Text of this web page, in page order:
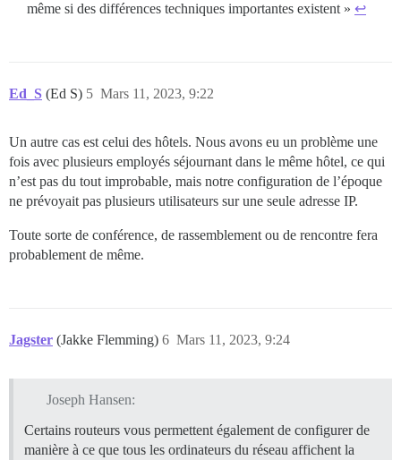
même si des différences techniques importantes existent » ↩︎
Ed_S (Ed S) Mars 11, 2023, 9:22
5
Un autre cas est celui des hôtels. Nous avons eu un problème une
fois avec plusieurs employés séjournant dans le même hôtel, ce qui
n’est pas du tout improbable, mais notre configuration de l’époque
ne prévoyait pas plusieurs utilisateurs sur une seule adresse IP.
Toute sorte de conférence, de rassemblement ou de rencontre fera
probablement de même.
Jagster (Jakke Flemming) Mars 11, 2023, 9:24
6
Joseph Hansen:
Certains routeurs vous permettent également de configurer de
manière à ce que tous les ordinateurs du réseau affichent la